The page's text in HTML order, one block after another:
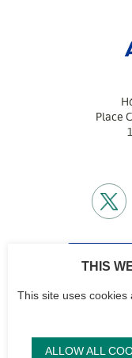
Place
Contactez-nous
THIS
This site uses cookies
ALLOW ALL